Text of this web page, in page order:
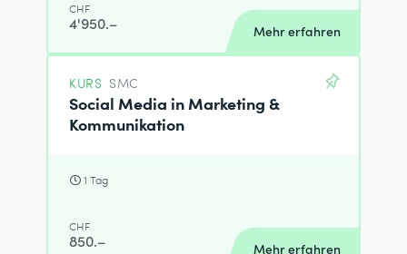
CHF
4'950.– Mehr erfahren
KURS SMC
Social Media in Marketing &
Kommunikation
1 Tag
CHF
850.– Mehr erfahren